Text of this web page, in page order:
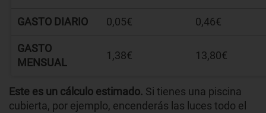
GASTO DIARIO 0,05€ 0,46€
GASTO
MENSUAL
1,38€ 13,80€
Este es un cálculo estimado. Si tienes una piscina
cubierta, por ejemplo, encenderás las luces todo el